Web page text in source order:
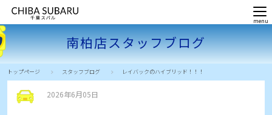
南柏店スタッフブログ
トップページ スタッフブログ レイバックのハイブリッド！！！
2026年6月05日